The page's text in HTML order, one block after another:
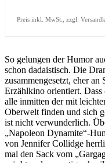
Preis inkl. MwSt., zzgl.
So gelungen der Humor
schon dadaistisch. Die
zusammengesetzt, eher
Erzählkino orientiert.
alle inmitten der mit
Oberwelt finden und sich
ist nicht verwunderlich.
„Napoleon Dynamite“-
von Jennifer Collidge
mal den Sack vom